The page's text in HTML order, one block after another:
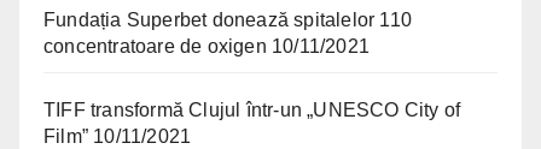
Fundația Superbet donează spitalelor 110
concentratoare de oxigen 10/11/2021
TIFF transformă Clujul într-un „UNESCO City of
Film” 10/11/2021